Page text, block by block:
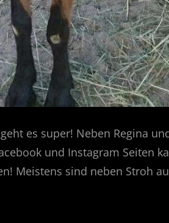
es super! Neben Regina
und Instagram Seiten
Meistens sind neben Stroh